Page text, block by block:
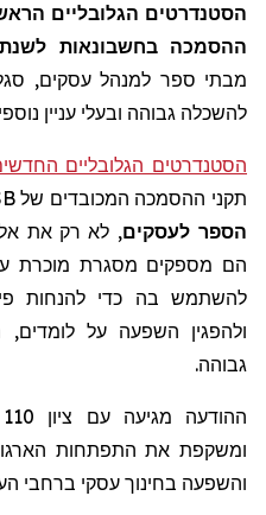
הסטנדרטים הגלובליים
ההסמכהבחשבונאות לשנת 2026,
מבתי ספר למנהל עסקים,
להשכלה גבוהה ובעלי עניין
הסטנדרטים הגלובליים
תקני ההסמכה המכובדים של
הספר לעסקים, לא רק את
הם מספקים מסגרת מוכרת
להשתמש בה כדי להנחות
ולהפגין השפעה על לומדים,
גבוהה.
ההודעה מגיעה עם ציון 110 שנה להיווסד
ומשקפת את התפתחות
והשפעה בחינוך עסקי ברחבי